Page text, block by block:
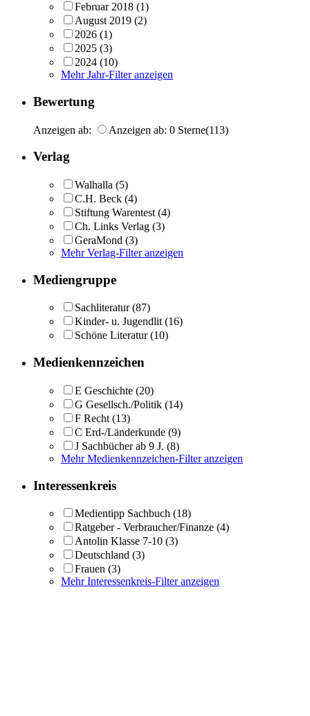
Februar 2018 (1)
August 2019 (2)
2026 (1)
2025 (3)
2024 (10)
Mehr Jahr-Filter anzeigen
Bewertung
Anzeigen ab: Anzeigen ab: 0 Sterne(113)
Verlag
Walhalla (5)
C.H. Beck (4)
Stiftung Warentest (4)
Ch. Links Verlag (3)
GeraMond (3)
Mehr Verlag-Filter anzeigen
Mediengruppe
Sachliteratur (87)
Kinder- u. Jugendlit (16)
Schöne Literatur (10)
Medienkennzeichen
E Geschichte (20)
G Gesellsch./Politik (14)
F Recht (13)
C Erd-/Länderkunde (9)
J Sachbücher ab 9 J. (8)
Mehr Medienkennzeichen-Filter anzeigen
Interessenkreis
Medientipp Sachbuch (18)
Ratgeber - Verbraucher/Finanze (4)
Antolin Klasse 7-10 (3)
Deutschland (3)
Frauen (3)
Mehr Interessenkreis-Filter anzeigen